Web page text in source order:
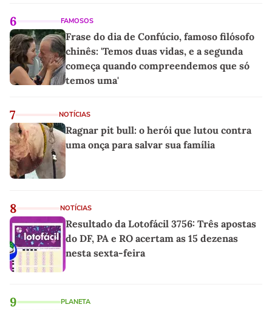
6 FAMOSOS
Frase do dia de Confúcio, famoso filósofo
chinês: 'Temos duas vidas, e a segunda
começa quando compreendemos que só
temos uma'
7 NOTÍCIAS
Ragnar pit bull: o herói que lutou contra
uma onça para salvar sua família
8 NOTÍCIAS
Resultado da Lotofácil 3756: Três apostas
do DF, PA e RO acertam as 15 dezenas
nesta sexta-feira
9 PLANETA